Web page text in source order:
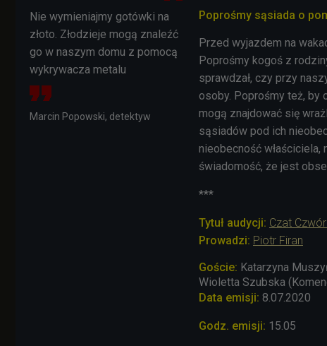
Nie wymieniajmy gotówki na
złoto. Złodzieje mogą znaleźć
go w naszym domu z pomocą
wykrywacza metalu
Marcin Popowski, detektyw
Poprośmy sąsiada o
Przed wyjazdem na
Poprośmy kogoś z
sprawdzał, czy przy
osoby. Poprośmy też, by
mogą znajdować się
sąsiadów pod ich
nieobecność właściciela,
świadomość, że jest
***
Tytuł audycji: Czat
Prowadzi: Piotr Firan
Goście: Katarzyna
Wioletta Szubska
Data emisji: 8.07.2020
Godz. emisji: 15.05